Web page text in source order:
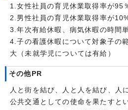
1.女性社員の育児休業取得率が95
2.男性社員の育児休業取得率が
3.年次有給休暇、病気休暇の時間
4.子の看護休暇について対象子の
大（未就学児については有給）
その他PR
人と街を結び、人と人を結び、人
公共交通としての使命を果たすと